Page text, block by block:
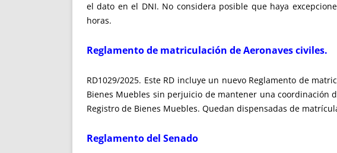
el dato en el DNI. No considera posible que haya
horas.
Reglamento de matriculación de Aeronaves civiles.
RD1029/2025. Este RD incluye un nuevo Reglamento de
Bienes Muebles sin perjuicio de mantener una coordinación
Registro de Bienes Muebles. Quedan dispensadas de
Reglamento del Senado